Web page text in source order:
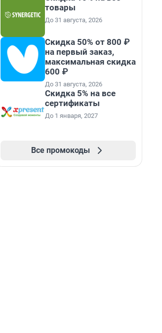
товары
До 31 августа, 2026
Скидка 50% от 800 ₽
на первый заказ,
максимальная скидка
600 ₽
До 31 августа, 2026
Скидка 5% на все
сертификаты
До 1 января, 2027
Все промокоды